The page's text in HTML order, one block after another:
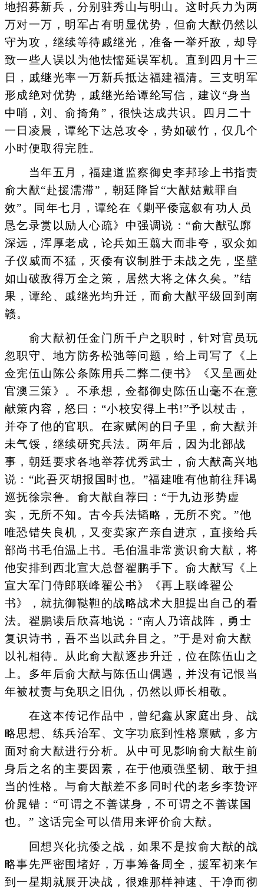
地招募新兵，分别驻秀山与明山。这时兵力为两
万对一万，明军占有明显优势，但俞大猷仍然以
守为攻，继续等待戚继光，准备一举歼敌，却导
致一些人误以为他怯懦延误军机。直到四月十三
日，戚继光率一万新兵抵达福建福清。三支明军
形成绝对优势，戚继光给谭纶写信，建议“身当
中哨，刘、俞掎角”，很快达成共识。四月二十
一日凌晨，谭纶下达总攻令，势如破竹，仅几个
小时便取得完胜。
当年五月，福建道监察御史李邦珍上书指责
俞大猷“赴援濡滞”，朝廷降旨“大猷姑戴罪自
效”。同年七月，谭纶在《剿平倭寇叙有功人员
恳乞录赏以励人心疏》中强调说：“俞大猷弘廓
深远，浑厚老成，论兵如王翦大而非夸，驭众如
子仪威而不猛，灭倭有议制胜于未战之先，坚壁
如山破敌得万全之策，居然大将之体久矣。”结
果，谭纶、戚继光均升迁，而俞大猷平级回到南
赣。
俞大猷初任金门所千户之职时，针对官员玩
忽职守、地方防务松弛等问题，给上司写了《上
佥宪伍山陈公条陈用兵二弊二便书》《又呈画处
官澳三策》。不承想，佥都御史陈伍山毫不在意
献策内容，怒曰：“小校安得上书!”予以杖击，
并夺了他的官职。在家赋闲的日子里，俞大猷并
未气馁，继续研究兵法。两年后，因为北部战
事，朝廷要求各地举荐优秀武士，俞大猷高兴地
说：“此吾灭胡报国时也。”福建唯有他前往拜谒
巡抚徐宗鲁。俞大猷自荐曰：“于九边形势虚
实，无所不知。古今兵法韬略，无所不究。”他
唯恐错失良机，又变卖家产亲自进京，直接给兵
部尚书毛伯温上书。毛伯温非常赏识俞大猷，将
他安排到西北宣大总督翟鹏手下。俞大猷写《上
宣大军门侍郎联峰翟公书》《再上联峰翟公
书》，就抗御鞑靼的战略战术大胆提出自己的看
法。翟鹏读后欣喜地说：“南人乃谙战阵，勇士
复识诗书，吾不当以武弁目之。”于是对俞大猷
以礼相待。从此俞大猷逐步升迁，位在陈伍山之
上。多年后俞大猷与陈伍山偶遇，并没有记恨当
年被杖责与免职之旧仇，仍然以师长相敬。
在这本传记作品中，曾纪鑫从家庭出身、战
略思想、练兵治军、文字功底到性格禀赋，多方
面对俞大猷进行分析。从中可见影响俞大猷生前
身后之名的主要因素，在于他顽强坚韧、敢于担
当的性格。与俞大猷差不多同时代的老乡李贽评
价晁错：“可谓之不善谋身，不可谓之不善谋国
也。” 这话完全可以借用来评价俞大猷。
回想兴化抗倭之战，如果不是按俞大猷的战
略事先严密围堵好，万事筹备周全，援军初来乍
到一星期就展开决战，很难那样神速、干净而彻